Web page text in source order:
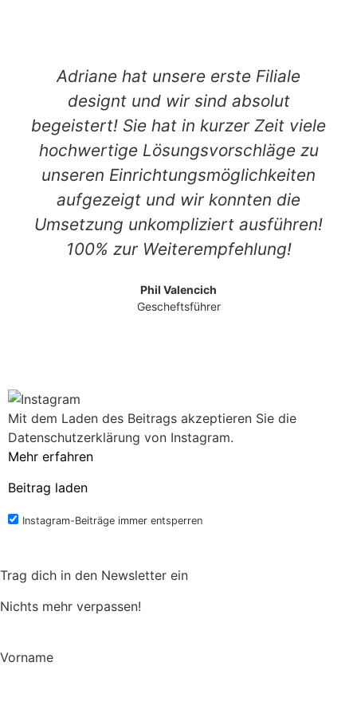
Adriane hat unsere erste Filiale
designt und wir sind absolut
begeistert! Sie hat in kurzer Zeit viele
hochwertige Lösungsvorschläge zu
unseren Einrichtungsmöglichkeiten
aufgezeigt und wir konnten die
Umsetzung unkompliziert ausführen!
100% zur Weiterempfehlung!
Phil Valencich
Gescheftsführer
Mit dem Laden des Beitrags akzeptieren Sie die
Datenschutzerklärung von Instagram.
Mehr erfahren
Beitrag laden
Instagram-Beiträge immer entsperren
Trag dich in den Newsletter ein
Nichts mehr verpassen!
Vorname